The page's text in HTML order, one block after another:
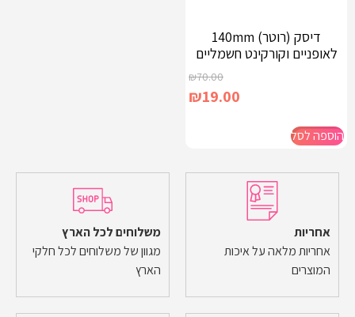
דיסק (רוטר) 140mm
לאופניים וקורקינט חשמליים
₪70.00
₪19.00
הוספה לסל
אחריות
אחריות מלאה על איכות
המוצרים
משלוחים לכל הארץ
מגוון של משלוחים לכל חלקי
הארץ